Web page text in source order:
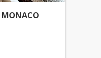
MONACO